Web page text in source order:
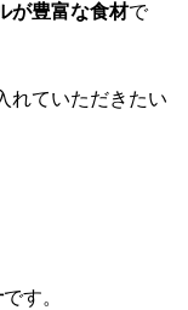
が豊富な食材で
れていただきたい
です。